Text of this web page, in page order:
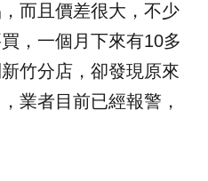
而且價差很大，不少
，一個月下來有10多
竹分店，卻發現原來
業者目前已經報警，